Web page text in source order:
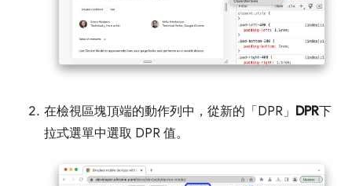
在檢視區塊頂端的動作列中，從新的「DPR」 DPR下
拉式選單中選取 DPR 值。